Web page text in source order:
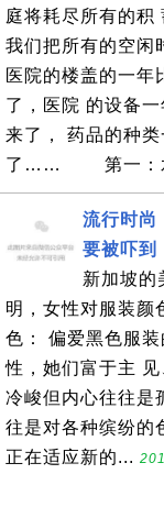
庭将耗尽所有的
我们把所有的空
医院的楼盖的一年
了，医院 的设备
来了， 药品的种
了…… 第一：
流行时尚
要被吓到
新加坡的
明，女性对服装颜
色： 偏爱黑色服
性，她们富于主
冷峻但内心往往是
往是对各种缤纷的
正在适应新的...